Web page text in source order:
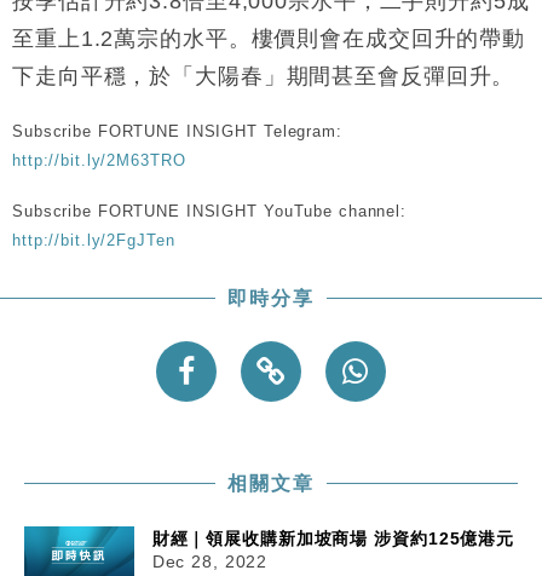
至重上1.2萬宗的水平。樓價則會在成交回升的帶動
下走向平穩，於「大陽春」期間甚至會反彈回升。
Subscribe FORTUNE INSIGHT Telegram:
http://bit.ly/2M63TRO
Subscribe FORTUNE INSIGHT YouTube channel:
http://bit.ly/2FgJTen
即時分享
相關文章
財經｜領展收購新加坡商場 涉資約125億港元
Dec 28, 2022